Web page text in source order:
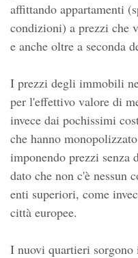
affittando appartamenti
condizioni) a prezzi che
e anche oltre a seconda
I prezzi degli immobili
per l'effettivo valore di
invece dai pochissimi
che hanno
imponendo prezzi senza
dato che non c'è nessun
enti superiori, come
città europee.
I nuovi quartieri sorgono